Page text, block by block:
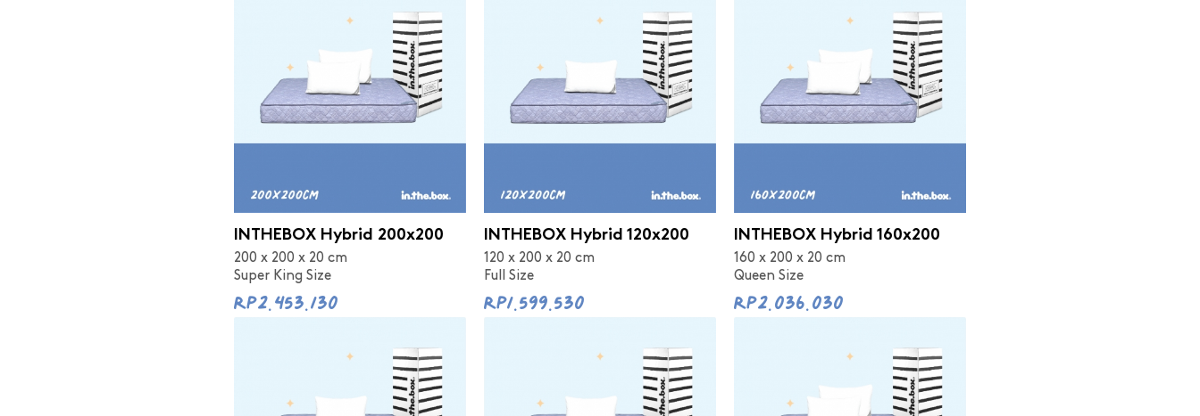
INTHEBOX Hybrid 200x200
200 x 200 x 20 cm
Super King Size
Rp2.453.130
INTHEBOX Hybrid 120x200
120 x 200 x 20 cm
Full Size
Rp1.599.530
INTHEBOX Hybrid 160x200
160 x 200 x 20 cm
Queen Size
Rp2.036.030